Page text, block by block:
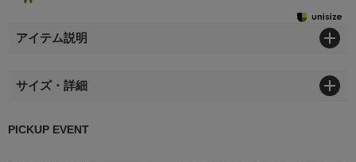
アイテム説明
サイズ・詳細
PICKUP EVENT